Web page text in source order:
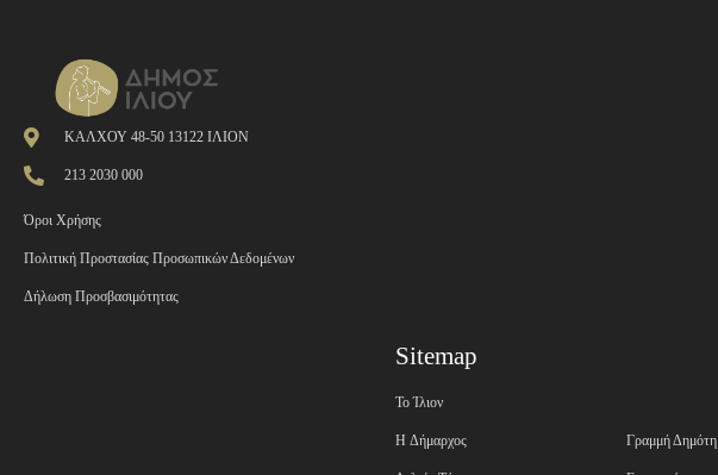
ΚΑΛΧΟΥ 48-50 13122 ΙΛΙΟΝ
213 2030 000
Όροι Χρήσης
Πολιτική Προστασίας Προσωπικών Δεδομένων
Δήλωση Προσβασιμότητας
Sitemap
Το Ίλιον
H Δήμαρχος Γραμμή Δημότη